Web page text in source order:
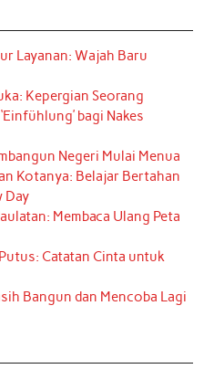
Layanan: Wajah Baru
Kepergian Seorang
bagi Nakes
Negeri Mulai Menua
Kotanya: Belajar Bertahan
Day
Membaca Ulang Peta
Catatan Cinta untuk
Bangun dan Mencoba Lagi